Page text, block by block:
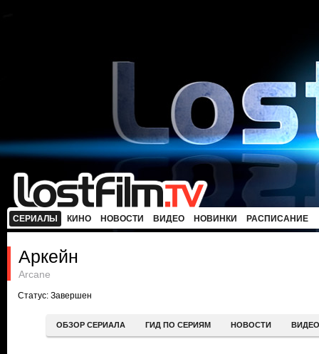
СЕРИАЛЫ КИНО НОВОСТИ ВИДЕО НОВИНКИ РАСПИСАНИЕ
Аркейн
Arcane
Статус: Завершен
ОБЗОР СЕРИАЛА ГИД ПО СЕРИЯМ НОВОСТИ ВИДЕО